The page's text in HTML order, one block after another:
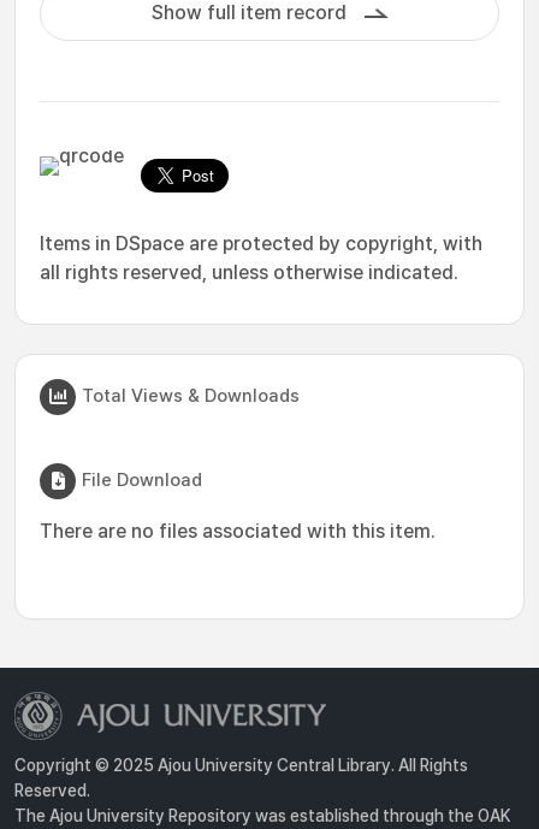
Show full item record
Items in DSpace are protected by copyright, with
all rights reserved, unless otherwise indicated.
Total Views & Downloads
File Download
There are no files associated with this item.
Copyright © 2025 Ajou University Central Library. All Rights
Reserved.
The Ajou University Repository was established through the OAK